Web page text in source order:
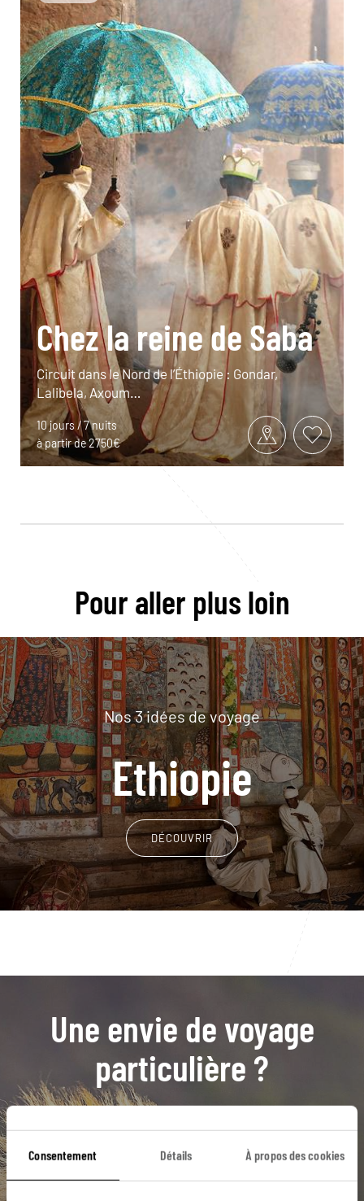
Consentement Détails À propos des cookies
Chez la reine de Saba
Circuit dans le Nord de l’Éthiopie : Gondar,
Lalibela, Axoum…
10 jours / 7 nuits
à partir de 2750€
Pour aller plus loin
Nos 3 idées de voyage
Ethiopie
DÉCOUVRIR
Une envie de voyage
particulière ?
Abyssinie Axoum Gondar Lalibela
Mont Entoto Addis Abeba Bahar Dar